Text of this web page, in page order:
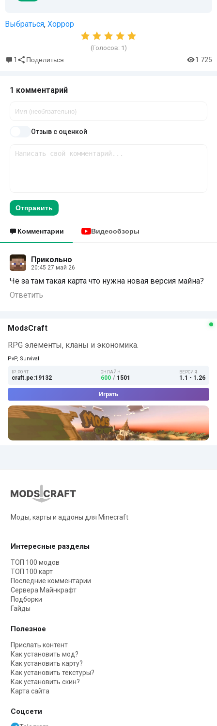
Выбраться, Хоррор
(Голосов: 1 )
1 Поделиться 1 725
1 комментарий
Отзыв с оценкой
Отправить
Комментарии Видеообзоры
Прикольно
20:45 27 май 26
Чё за там такая карта что нужна новая версия майна?
Ответить
ModsCraft
RPG элементы, кланы и экономика.
PvP, Survival
IP:PORT
craft.pe:19132
ОНЛАЙН
600 / 1501
ВЕРСИЯ
1.1 - 1.26
Играть
Моды, карты и аддоны для Minecraft
Интересные разделы
ТОП 100 модов
ТОП 100 карт
Последние комментарии
Сервера Майнкрафт
Подборки
Гайды
Полезное
Прислать контент
Как установить мод?
Как установить карту?
Как установить текстуры?
Как установить скин?
Карта сайта
Соцсети